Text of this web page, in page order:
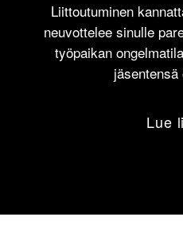
Liittoutuminen
neuvottelee sinulle
työpaikan
Lue